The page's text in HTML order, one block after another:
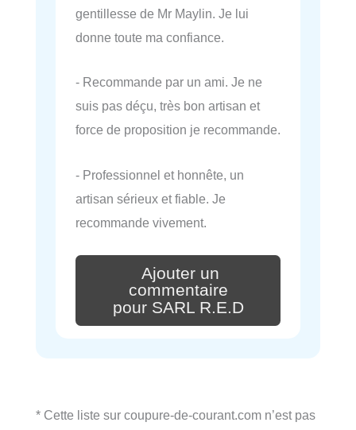
gentillesse de Mr Maylin. Je lui
donne toute ma confiance.
- Recommande par un ami. Je ne
suis pas déçu, très bon artisan et
force de proposition je recommande.
- Professionnel et honnête, un
artisan sérieux et fiable. Je
recommande vivement.
Ajouter un
commentaire
pour SARL R.E.D
* Cette liste sur coupure-de-courant.com n’est pas